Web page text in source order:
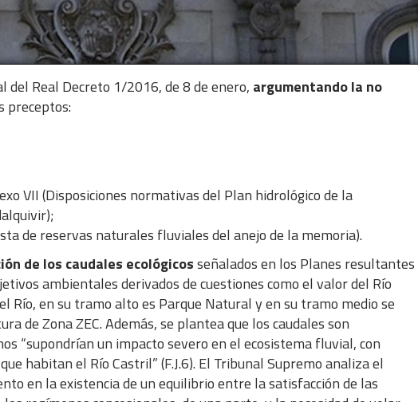
del Real Decreto 1/2016, de 8 de enero, argumentando la no
preceptos:
VII (Disposiciones normativas del Plan hidrológico de la
de reservas naturales fluviales del anejo de la memoria).
de los caudales ecológicosseñalados en los Planes resultantes
ambientales derivados de cuestiones como el valor del Río
Río, en su tramo alto es Parque Natural y en su tramo medio se
de Zona ZEC. Además, se plantea que los caudales son
“supondrían un impacto severo en el ecosistema fluvial, con
habitan el Río Castril” (F.J.6). El Tribunal Supremo analiza el
en la existencia de un equilibrio entre la satisfacción de las